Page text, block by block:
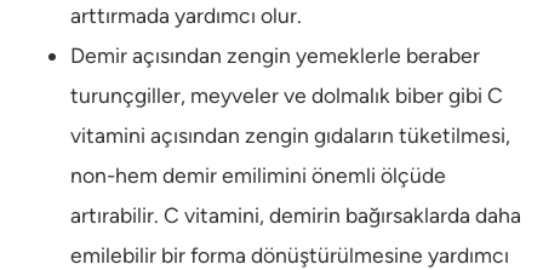
arttırmada yardımcı olur.
Demir açısından zengin yemeklerle beraber
turunçgiller, meyveler ve dolmalık biber gibi C
vitamini açısından zengin gıdaların tüketilmesi,
non-hem demir emilimini önemli ölçüde
artırabilir. C vitamini, demirin bağırsaklarda daha
emilebilir bir forma dönüştürülmesine yardımcı